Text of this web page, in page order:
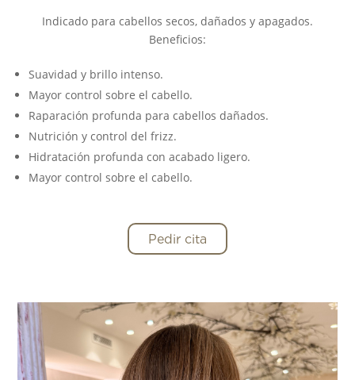
Indicado para cabellos secos, dañados y apagados.
Beneficios:
Suavidad y brillo intenso.
Mayor control sobre el cabello.
Raparación profunda para cabellos dañados.
Nutrición y control del frizz.
Hidratación profunda con acabado ligero.
Mayor control sobre el cabello.
Pedir cita